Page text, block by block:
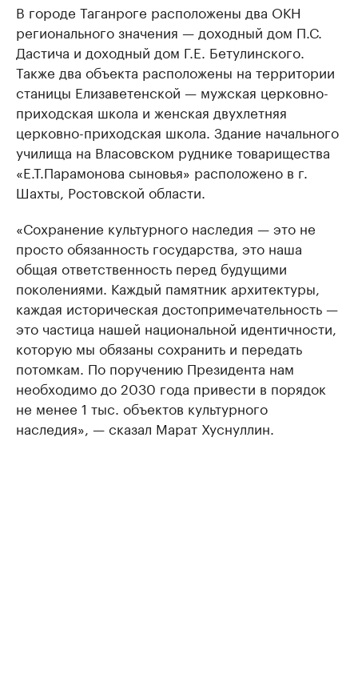
В городе Таганроге расположены два ОКН
регионального значения — доходный дом П.С.
Дастича и доходный дом Г.Е. Бетулинского.
Также два объекта расположены на территории
станицы Елизаветенской — мужская церковно-
приходская школа и женская двухлетняя
церковно-приходская школа. Здание начального
училища на Власовском руднике товарищества
«Е.Т.Парамонова сыновья» расположено в г.
Шахты, Ростовской области.
«Сохранение культурного наследия — это не
просто обязанность государства, это наша
общая ответственность перед будущими
поколениями. Каждый памятник архитектуры,
каждая историческая достопримечательность —
это частица нашей национальной идентичности,
которую мы обязаны сохранить и передать
потомкам. По поручению Президента нам
необходимо до 2030 года привести в порядок
не менее 1 тыс. объектов культурного
наследия», — сказал Марат Хуснуллин.